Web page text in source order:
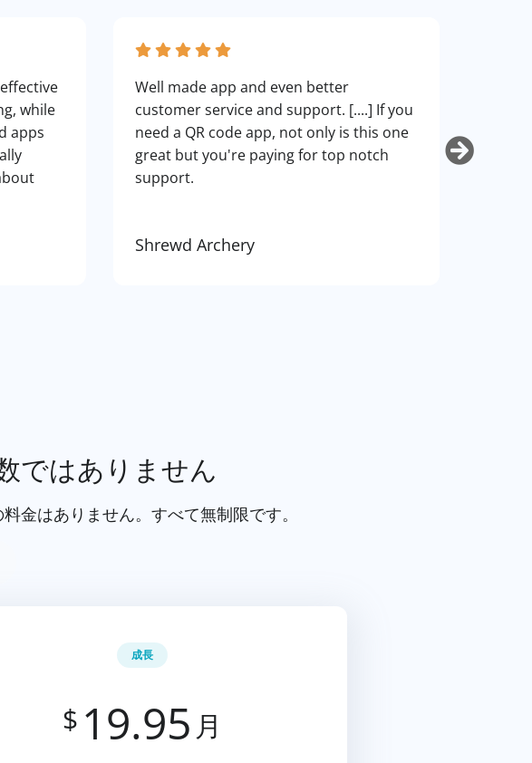
while
apps
Well made app and even better
customer service and support. [....] If you
need a QR code app, not only is this one
great but you're paying for top notch
support.
Shrewd Archery
ではありません
金はありません。すべて無制限です。
成長
$ 19.95 月